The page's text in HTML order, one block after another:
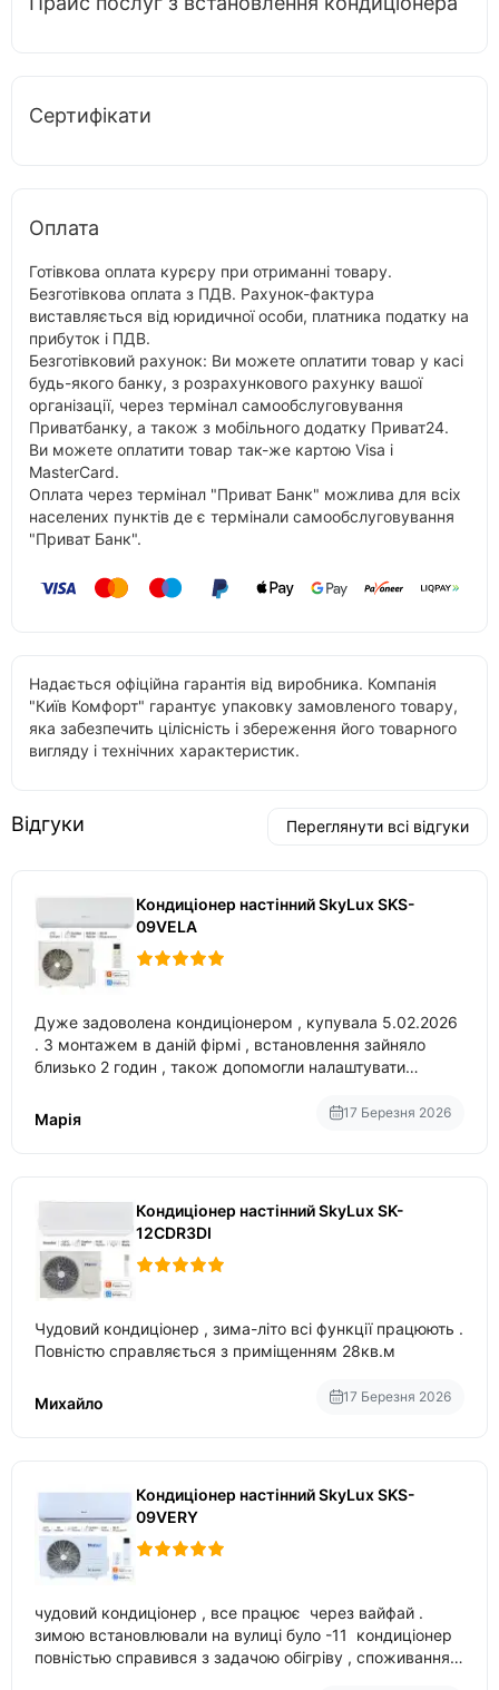
Сертифікати
Оплата
Готівкова оплата курєру при отриманні товару.
Безготівкова оплата з ПДВ. Рахунок-фактура
виставляється від юридичної особи, платника податку на
прибуток і ПДВ.
Безготівковий рахунок: Ви можете оплатити товар у касі
будь-якого банку, з розрахункового рахунку вашої
організації, через термінал самообслуговування
Приватбанку, а також з мобільного додатку Приват24.
Ви можете оплатити товар так-же картою Visa і
MasterCard.
Оплата через термінал "Приват Банк" можлива для всіх
населених пунктів де є термінали самообслуговування
"Приват Банк".
Надається офіційна гарантія від виробника. Компанія
"Київ Комфорт" гарантує упаковку замовленого товару,
яка забезпечить цілісність і збереження його товарного
вигляду і технічних характеристик.
Відгуки Переглянути всі відгуки
Кондиціонер настінний SkyLux SKS-
09VELA
Дуже задоволена кондиціонером , купувала 5.02.2026
. З монтажем в даній фірмі , встановлення зайняло
близько 2 годин , також допомогли налаштувати
Марія
17 Березня 2026
Кондиціонер настінний SkyLux SK-
12CDR3DI
Чудовий кондиціонер , зима-літо всі функції працюють .
Повністю справляється з приміщенням 28кв.м
Михайло 17 Березня 2026
Кондиціонер настінний SkyLux SKS-
09VERY
чудовий кондиціонер , все працює через вайфай .
зимою встановлювали на вулиці було -11 кондиціонер
повністью справився з задачою обігріву , споживання